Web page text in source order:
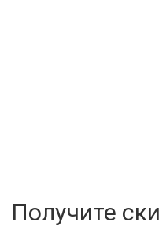
Получите